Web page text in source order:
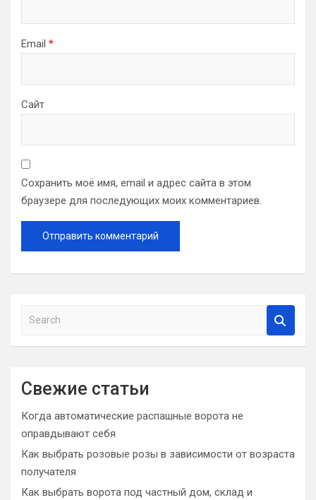
Email *
Сайт
Сохранить моё имя, email и адрес сайта в этом
браузере для последующих моих комментариев.
a
c
Свежие статьи
Когда автоматические распашные ворота не
оправдывают себя
Как выбрать розовые розы в зависимости от возраста
получателя
Как выбрать ворота под частный дом, склад и